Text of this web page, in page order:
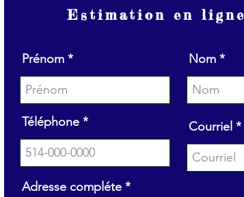
Estimation en ligne
Prénom Nom
Téléphone Courriel
Adresse compléte